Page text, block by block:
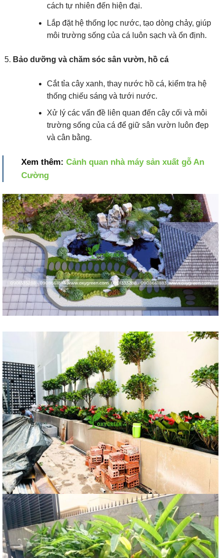
cách tự nhiên đến hiện đại.
Lắp đặt hệ thống lọc nước, tạo dòng chảy, giúp
môi trường sống của cá luôn sạch và ổn định.
Bảo dưỡng và chăm sóc sân vườn, hồ cá
Cắt tỉa cây xanh, thay nước hồ cá, kiểm tra hệ
thống chiếu sáng và tưới nước.
Xử lý các vấn đề liên quan đến cây cối và môi
trường sống của cá để giữ sân vườn luôn đẹp
và cân bằng.
Xem thêm: Cảnh quan nhà máy sản xuất gỗ An
Cường